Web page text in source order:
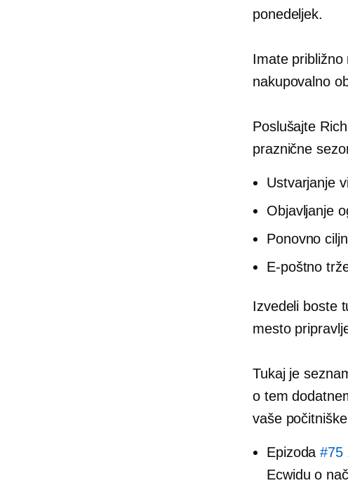
ponedeljek.
Imate približno
nakupovalno
Poslušajte
praznične
Ustvarjanje
Objavljanje
Ponovno
E-poštno
Izvedeli boste
mesto
Tukaj je
o tem
vaše
Epizoda#75
Ecwidu o